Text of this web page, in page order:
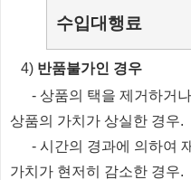
수입대행료
​4) 반품불가인 경우
- 상품의 택을 제거하거
상품의 가치가 상실한 경우.
- 시간의 경과에 의하여
가치가 현저히 감소한 경우.